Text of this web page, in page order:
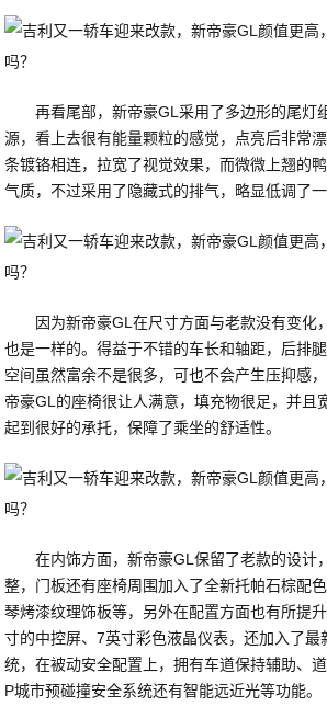
再看尾部，新帝豪GL采用了多边形的尾灯
源，看上去很有能量颗粒的感觉，点亮后非常
条镀铬相连，拉宽了视觉效果，而微微上翘的
气质，不过采用了隐藏式的排气，略显低调了一
因为新帝豪GL在尺寸方面与老款没有变化
也是一样的。得益于不错的车长和轴距，后排
空间虽然富余不是很多，可也不会产生压抑感
帝豪GL的座椅很让人满意，填充物很足，并且
起到很好的承托，保障了乘坐的舒适性。
在内饰方面，新帝豪GL保留了老款的设计
整，门板还有座椅周围加入了全新托帕石棕配
琴烤漆纹理饰板等，另外在配置方面也有所提
寸的中控屏、7英寸彩色液晶仪表，还加入了最
统，在被动安全配置上，拥有车道保持辅助、
P城市预碰撞安全系统还有智能远近光等功能。